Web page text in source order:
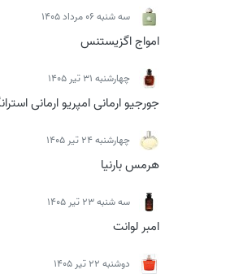
سه شنبه 06 مرداد 1405
امواج اگزیستنس
چهارشنبه 31 تیر 1405
جورجیو ارمانی امپریو ارمانی
چهارشنبه 24 تیر 1405
هرمس بارنیا
سه شنبه 23 تیر 1405
امبر لوانت
دوشنبه 22 تیر 1405